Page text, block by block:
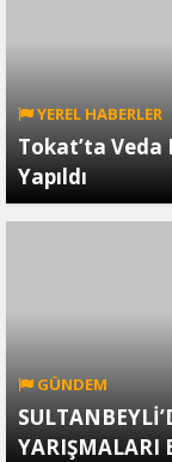
YEREL HABERLER
Tokat’ta Veda
Yapıldı
GÜNDEM
YARIŞMALARI